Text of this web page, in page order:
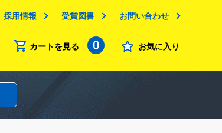
採用情報 受賞図書 お問い合わせ
カートを見る 0 お気に入り